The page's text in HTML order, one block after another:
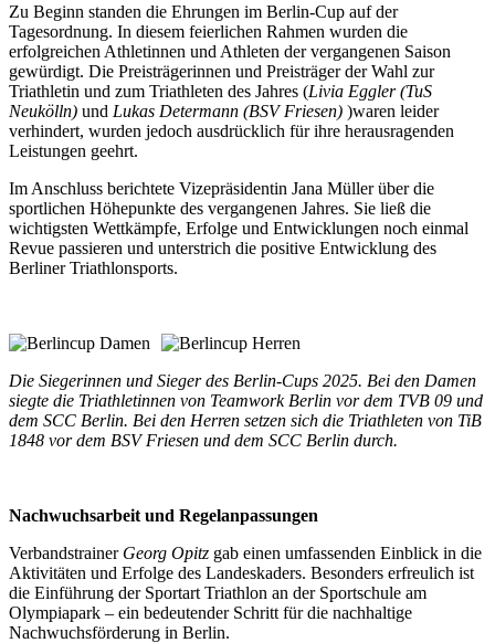
Zu Beginn standen die Ehrungen im Berlin-Cup auf der
Tagesordnung. In diesem feierlichen Rahmen wurden die
erfolgreichen Athletinnen und Athleten der vergangenen Saison
gewürdigt. Die Preisträgerinnen und Preisträger der Wahl zur
Triathletin und zum Triathleten des Jahres (Livia Eggler (TuS
Neukölln) und Lukas Determann (BSV Friesen) )waren leider
verhindert, wurden jedoch ausdrücklich für ihre herausragenden
Leistungen geehrt.
Im Anschluss berichtete Vizepräsidentin Jana Müller über die
sportlichen Höhepunkte des vergangenen Jahres. Sie ließ die
wichtigsten Wettkämpfe, Erfolge und Entwicklungen noch einmal
Revue passieren und unterstrich die positive Entwicklung des
Berliner Triathlonsports.
Die Siegerinnen und Sieger des Berlin-Cups 2025. Bei den Damen
siegte die Triathletinnen von Teamwork Berlin vor dem TVB 09 und
dem SCC Berlin. Bei den Herren setzen sich die Triathleten von TiB
1848 vor dem BSV Friesen und dem SCC Berlin durch.
Nachwuchsarbeit und Regelanpassungen
Verbandstrainer Georg Opitz gab einen umfassenden Einblick in die
Aktivitäten und Erfolge des Landeskaders. Besonders erfreulich ist
die Einführung der Sportart Triathlon an der Sportschule am
Olympiapark – ein bedeutender Schritt für die nachhaltige
Nachwuchsförderung in Berlin.